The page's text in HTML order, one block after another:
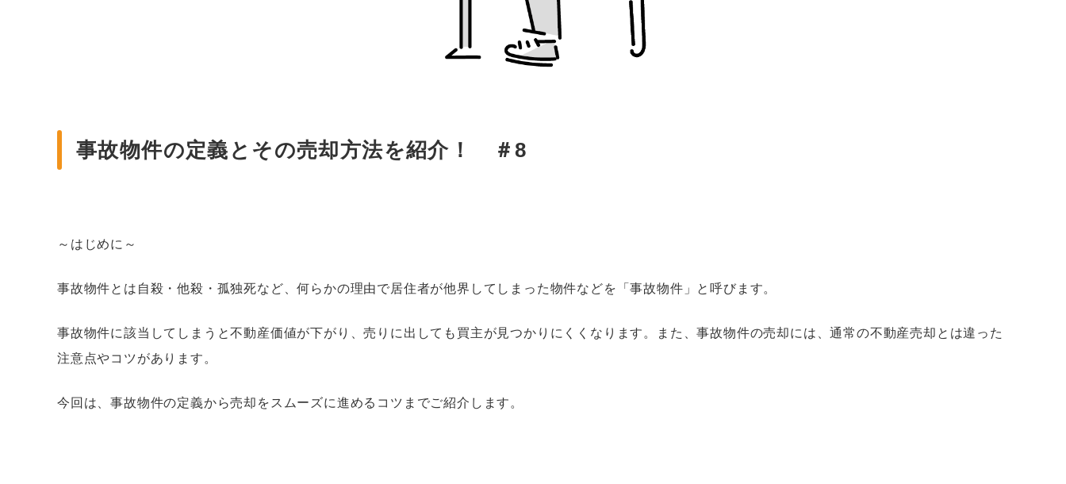
事故物件の定義とその売却方法を紹介！ ＃8
～はじめに～
事故物件とは自殺・他殺・孤独死など、何らかの理由で居住者が他界してしまった物件などを「事故物件」と呼びます。
事故物件に該当してしまうと不動産価値が下がり、売りに出しても買主が見つかりにくくなります。また、事故物件の売却には、通常の不動産売却とは違った
注意点やコツがあります。
今回は、事故物件の定義から売却をスムーズに進めるコツまでご紹介します。